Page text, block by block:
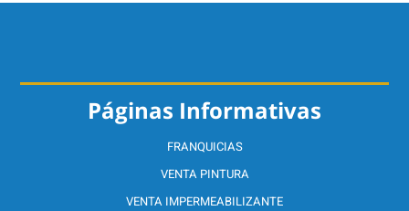
Páginas Informativas
FRANQUICIAS
VENTA PINTURA
VENTA IMPERMEABILIZANTE